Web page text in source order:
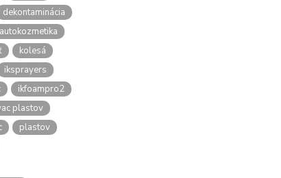
dekontaminácia
autokozmetika
kolesá
iksprayers
ikfoampro2
plastov
plastov